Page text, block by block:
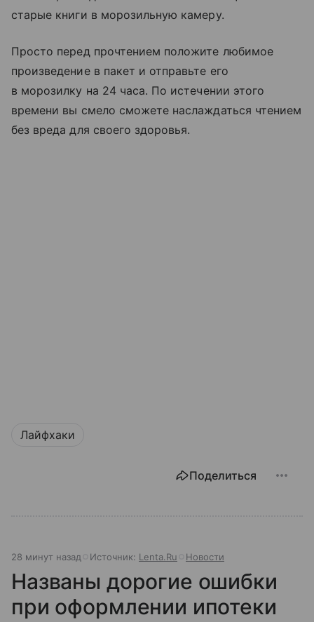
старые книги в морозильную камеру.
Просто перед прочтением положите любимое
произведение в пакет и отправьте его
в морозилку на 24 часа. По истечении этого
времени вы смело сможете наслаждаться чтением
без вреда для своего здоровья.
Лайфхаки
Поделиться
28 минут назад Источник: Lenta.Ru Новости
Названы дорогие ошибки
при оформлении ипотеки